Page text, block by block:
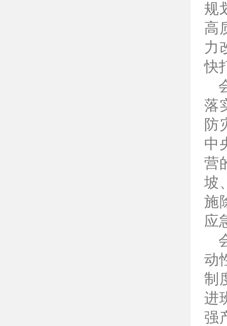
规
高
力
快
落
防
中
营
坡
施
应
动
制
进
强